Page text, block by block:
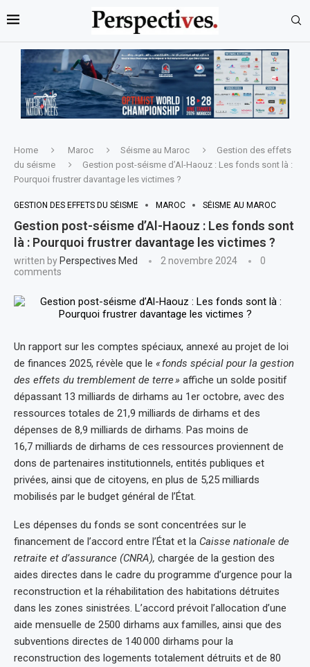
Home Maroc Séisme au Maroc
Gestion des effets
du séisme
Gestion post-séisme d’Al-Haouz : Les fonds sont là :
Pourquoi frustrer davantage les victimes ?
GESTION DES EFFETS DU SÉISME MAROC SÉISME AU MAROC
Gestion post-séisme d’Al-Haouz : Les fonds sont
là : Pourquoi frustrer davantage les victimes ?
written by Perspectives Med 2 novembre 2024
0
comments
Un rapport sur les comptes spéciaux, annexé au projet de loi
de finances 2025, révèle que le «fonds spécial pour la gestion
des effets du tremblement de terre» affiche un solde positif
dépassant 13 milliards de dirhams au 1er octobre, avec des
ressources totales de 21,9 milliards de dirhams et des
dépenses de 8,9 milliards de dirhams. Pas moins de
16,7 milliards de dirhams de ces ressources proviennent de
dons de partenaires institutionnels, entités publiques et
privées, ainsi que de citoyens, en plus de 5,25 milliards
mobilisés par le budget général de l’État.
Les dépenses du fonds se sont concentrées sur le
financement de l’accord entre l’État et la Caisse nationale de
retraite et d’assurance (CNRA), chargée de la gestion des
aides directes dans le cadre du programme d’urgence pour la
reconstruction et la réhabilitation des habitations détruites
dans les zones sinistrées. L’accord prévoit l’allocation d’une
aide mensuelle de 2500 dirhams aux familles, ainsi que des
subventions directes de 140 000 dirhams pour la
reconstruction des logements totalement détruits et de 80